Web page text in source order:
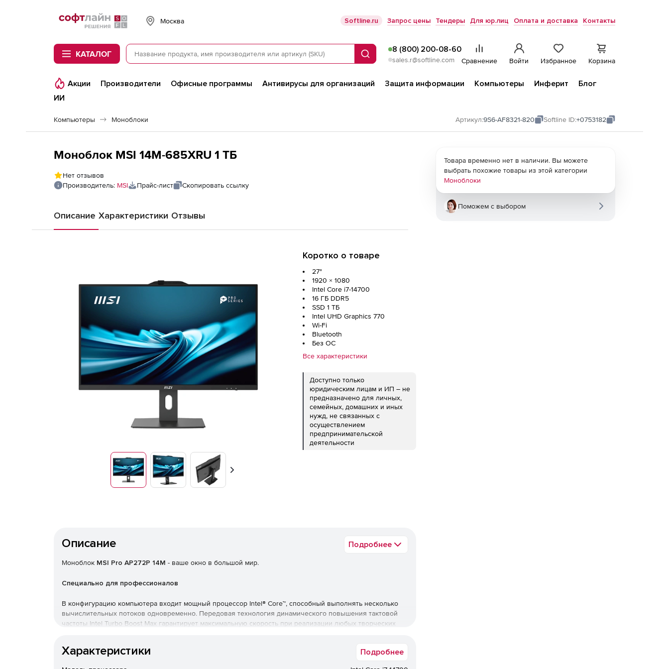
Softline
Москва Softline.ru Запрос цены Тендеры Для юр.лиц Оплата и доставка Контакты
КАТАЛОГ Поиск
8 (800) 200-08-60
sales.r@softline.com Сравнение Войти Избранное Корзина
Акции Производители Офисные программы Антивирусы для организаций Защита информации Компьютеры Инферит
Блог
ИИ
Компьютеры Моноблоки Артикул:9S6-AF8321-820 Softline ID:+0753182
Моноблок MSI 14M-685XRU 1 TБ
Нет отзывов
Производитель: MSI Прайс-лист Скопировать ссылку
Описание Характеристики Отзывы
Вперед
Коротко о товаре
27"
1920 × 1080
Intel Core i7-14700
16 ГБ DDR5
SSD 1 ТБ
Intel UHD Graphics 770
Wi-Fi
Bluetooth
Без ОС
Все характеристики
Доступно только
юридическим лицам и ИП – не
предназначено для личных,
семейных, домашних и иных
нужд, не связанных с
осуществлением
предпринимательской
деятельности
Описание Подробнее
Моноблок MSI Pro AP272P 14M - ваше окно в большой мир.
Специально для профессионалов
В конфигурацию компьютера входит мощный процессор Intel® Core™, способный выполнять несколько
вычислительных потоков одновременно. Передовая технология динамического повышения тактовой
частоты Intel Turbo Boost Max гарантирует максимальную скорость при реализации любых творческих
Двухканальная память DDR5
Характеристики Подробнее
Товара временно нет в наличии. Вы можете
выбрать похожие товары из этой категории
Моноблоки
Поможем с выбором